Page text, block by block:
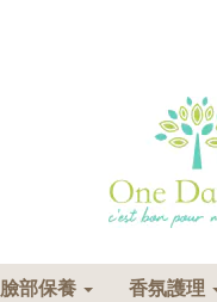
臉部保養 香氛護理